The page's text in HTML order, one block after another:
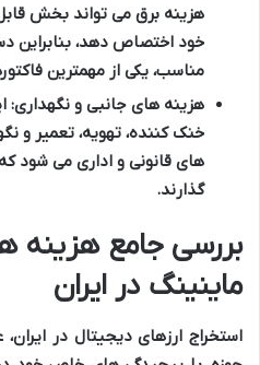
هزینه برق می تواند بخش
خود اختصاص دهد، بنابراین
مناسب، یکی از مهمترین
هزینه های جانبی و نگهداری:
خنک کننده، تهویه، تعمیر و
های قانونی و اداری می شود
گذارند.
بررسی جامع هزینه
ماینینگ در ایران
استخراج ارزهای دیجیتال در